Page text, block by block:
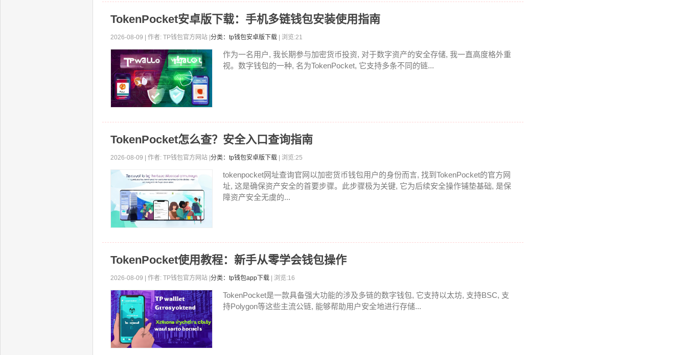
TokenPocket安卓版下载：手机多链钱包安装使用指南
2026-08-09 | 作者: TP钱包官方网站 | 分类：tp钱包安卓版下载 | 浏览:21
作为一名用户, 我长期参与加密货币投资, 对于数字资产的安全存储, 我一直高度格外重
视。数字钱包的一种, 名为TokenPocket, 它支持多条不同的链...
TokenPocket怎么查？安全入口查询指南
2026-08-09 | 作者: TP钱包官方网站 | 分类：tp钱包安卓版下载 | 浏览:25
tokenpocket网址查询官网以加密货币钱包用户的身份而言, 找到TokenPocket的官方网
址, 这是确保资产安全的首要步骤。此步骤极为关键, 它为后续安全操作铺垫基础, 是保
障资产安全无虞的...
TokenPocket使用教程：新手从零学会钱包操作
2026-08-09 | 作者: TP钱包官方网站 | 分类：tp钱包app下载 | 浏览:16
TokenPocket是一款具备强大功能的涉及多链的数字钱包, 它支持以太坊, 支持BSC, 支
持Polygon等这些主流公链, 能够帮助用户安全地进行存储...